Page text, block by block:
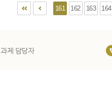
161 162 163 164
과제 담당자